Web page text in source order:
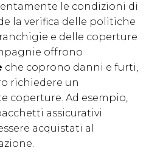
le condizioni di
la verifica delle politiche
e delle coperture
offrono
che coprono danni e furti,
richiedere un
coperture. Ad esempio,
assicurativi
acquistati al